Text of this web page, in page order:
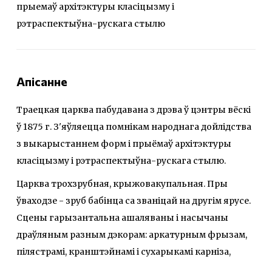
прыемаў архітэктуры класіцызму і
рэтраспектыўна-рускага стылю
Апісанне
Траецкая царква пабудавана з дрэва ў цэнтры вёскі
ў 1875 г. З'яўляецца помнікам народнага дойлідства
з выкарыстаннем форм і прыёмаў архітэктуры
класіцызму і рэтраспектыўна-рускага стылю.
Царква трохзрубная, крыжовакупальная. Пры
ўваходзе - зруб бабінца са званіцай на другім ярусе.
Сцены гарызантальна ашаляваны і насычаны
драўляным разным дэкорам: аркатурным фрызам,
пілястрамі, кранштэйнамі і сухарыкамі карніза,